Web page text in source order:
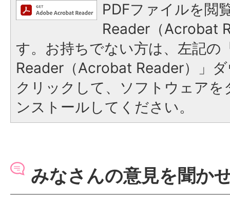
PDFファイルを閲
Reader（Acrobat
す。お持ちでない方は、左記の
Reader（Acrobat Reader）」
クリックして、ソフトウェア
ンストールしてください。
みなさんの意見を聞か